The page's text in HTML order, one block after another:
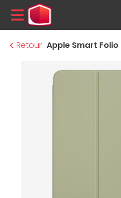
MENU
Retour